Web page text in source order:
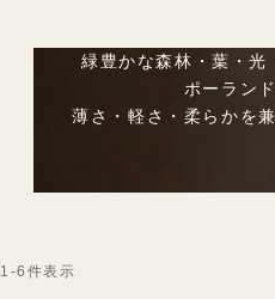
SLIP &
CAMISOLE INNER
緑豊かな森林・葉・光
ポーラン
薄さ・軽さ・柔らかを
1 -6 件表示